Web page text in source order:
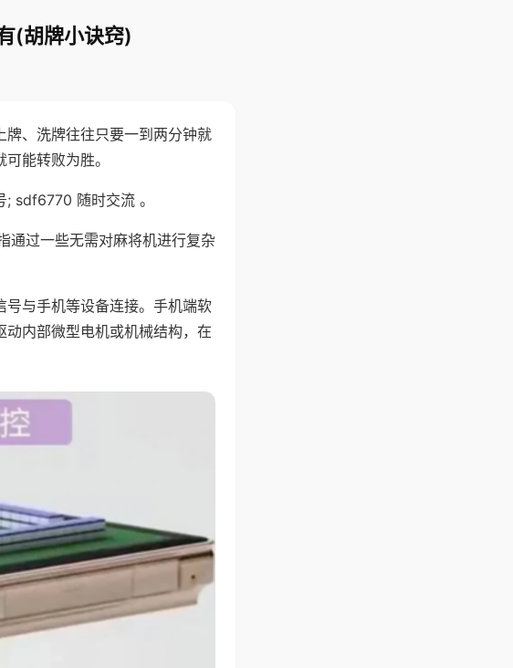
(胡牌小诀窍)
、洗牌往往只要一到两分钟就
能转败为胜。
sdf6770 随时交流 。
通过一些无需对麻将机进行复杂
与手机等设备连接。手机端软
内部微型电机或机械结构，在